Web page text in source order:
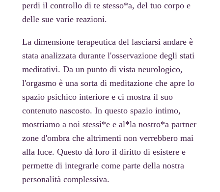
perdi il controllo di te stesso*a, del tuo corpo e
delle sue varie reazioni.
La dimensione terapeutica del lasciarsi andare è
stata analizzata durante l'osservazione degli stati
meditativi. Da un punto di vista neurologico,
l'orgasmo è una sorta di meditazione che apre lo
spazio psichico interiore e ci mostra il suo
contenuto nascosto. In questo spazio intimo,
mostriamo a noi stessi*e e al*la nostro*a partner
zone d'ombra che altrimenti non verrebbero mai
alla luce. Questo dà loro il diritto di esistere e
permette di integrarle come parte della nostra
personalità complessiva.